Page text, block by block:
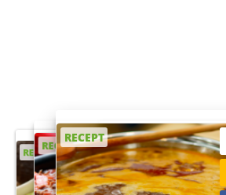
RECEPT
RECEPT
RECEPT
RECEPT
RECEPT